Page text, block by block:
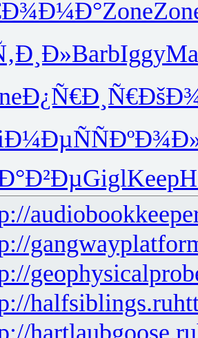
Zone
BarbIggy
Ð¿Ñ€Ð¸Ñ€
Ð¼ÐµÑÑ
GiglKeep
halfsiblings.ru
hartlaubgoose.ru